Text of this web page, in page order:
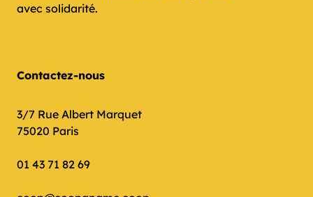
avec solidarité.
Contactez-nous
3/7 Rue Albert Marquet
75020 Paris
01 43 71 82 69